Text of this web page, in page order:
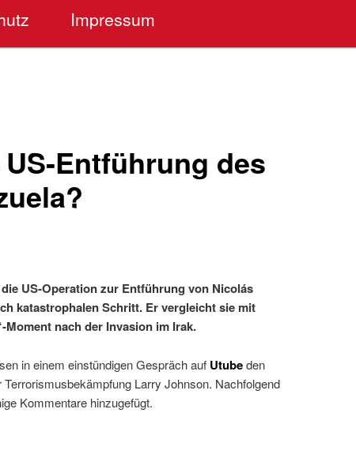
Impressum
Entführung des
US-Operation zur Entführung von Nicolás
katastrophalen Schritt. Er vergleicht sie mit
nach der Invasion im Irak.
in einem einstündigen Gespräch auf Utubeden
Larry Johnson. Nachfolgend
Kommentare hinzugefügt.